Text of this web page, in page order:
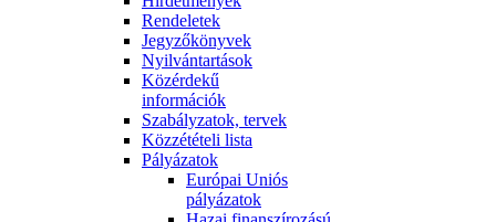
Rendeletek
Jegyzőkönyvek
Nyilvántartások
Közérdekű
információk
Szabályzatok, tervek
Közzétételi lista
Pályázatok
Európai Uniós
pályázatok